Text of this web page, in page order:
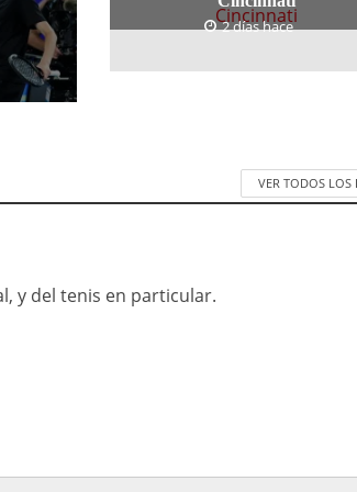
2 días hace
VER TODOS LOS
y del tenis en particular.